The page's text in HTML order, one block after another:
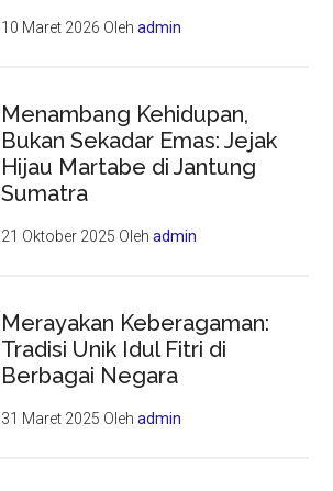
10 Maret 2026 Olehadmin
Menambang Kehidupan,
Bukan Sekadar Emas: Jejak
Hijau Martabe di Jantung
Sumatra
21 Oktober 2025 Olehadmin
Merayakan Keberagaman:
Tradisi Unik Idul Fitri di
Berbagai Negara
31 Maret 2025 Olehadmin